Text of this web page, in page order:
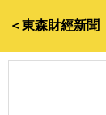
＜東森財經新聞